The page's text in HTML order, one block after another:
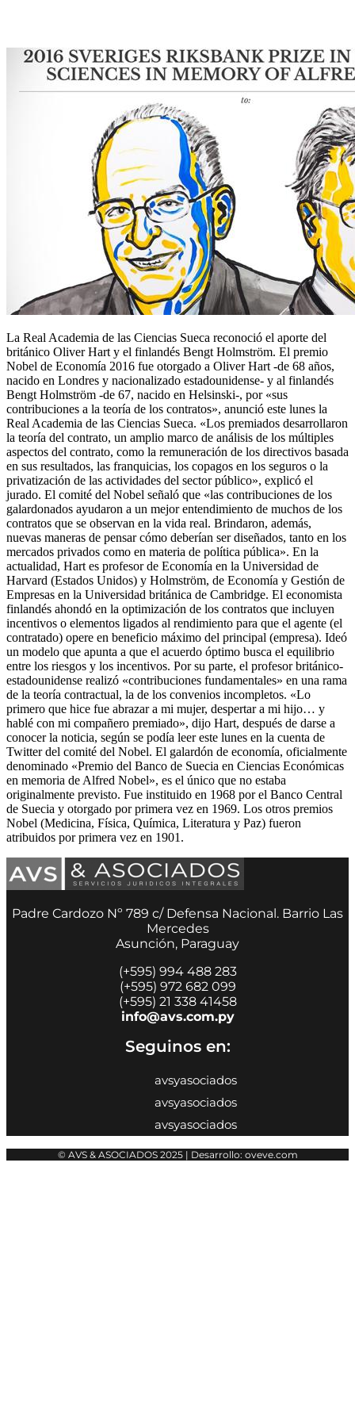
La Real Academia de las Ciencias Sueca reconoció el aporte del
británico Oliver Hart y el finlandés Bengt Holmström. El premio
Nobel de Economía 2016 fue otorgado a Oliver Hart -de 68 años,
nacido en Londres y nacionalizado estadounidense- y al finlandés
Bengt Holmström -de 67, nacido en Helsinski-, por «sus
contribuciones a la teoría de los contratos», anunció este lunes la
Real Academia de las Ciencias Sueca. «Los premiados desarrollaron
la teoría del contrato, un amplio marco de análisis de los múltiples
aspectos del contrato, como la remuneración de los directivos basada
en sus resultados, las franquicias, los copagos en los seguros o la
privatización de las actividades del sector público», explicó el
jurado. El comité del Nobel señaló que «las contribuciones de los
galardonados ayudaron a un mejor entendimiento de muchos de los
contratos que se observan en la vida real. Brindaron, además,
nuevas maneras de pensar cómo deberían ser diseñados, tanto en los
mercados privados como en materia de política pública». En la
actualidad, Hart es profesor de Economía en la Universidad de
Harvard (Estados Unidos) y Holmström, de Economía y Gestión de
Empresas en la Universidad británica de Cambridge. El economista
finlandés ahondó en la optimización de los contratos que incluyen
incentivos o elementos ligados al rendimiento para que el agente (el
contratado) opere en beneficio máximo del principal (empresa). Ideó
un modelo que apunta a que el acuerdo óptimo busca el equilibrio
entre los riesgos y los incentivos. Por su parte, el profesor británico-
estadounidense realizó «contribuciones fundamentales» en una rama
de la teoría contractual, la de los convenios incompletos. «Lo
primero que hice fue abrazar a mi mujer, despertar a mi hijo… y
hablé con mi compañero premiado», dijo Hart, después de darse a
conocer la noticia, según se podía leer este lunes en la cuenta de
Twitter del comité del Nobel. El galardón de economía, oficialmente
denominado «Premio del Banco de Suecia en Ciencias Económicas
en memoria de Alfred Nobel», es el único que no estaba
originalmente previsto. Fue instituido en 1968 por el Banco Central
de Suecia y otorgado por primera vez en 1969. Los otros premios
Nobel (Medicina, Física, Química, Literatura y Paz) fueron
atribuidos por primera vez en 1901.
Padre Cardozo Nº 789 c/ Defensa Nacional. Barrio Las
Mercedes
Asunción, Paraguay
(+595) 994 488 283
(+595) 972 682 099
(+595) 21 338 41458
info@avs.com.py
Seguinos en:
avsyasociados
avsyasociados
avsyasociados
© AVS & ASOCIADOS 2025 | Desarrollo: oveve.com